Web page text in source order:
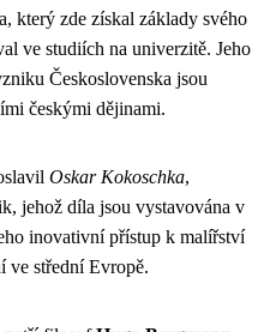
který zde získal základy svého
ve studiích na univerzitě. Jeho
Československa jsou
českými dějinami.
Oskar Kokoschka,
jehož díla jsou vystavována v
inovativní přístup k malířství
střední Evropě.